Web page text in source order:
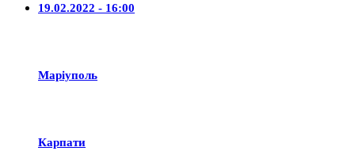
19.02.2022 - 16:00
Маріуполь
Карпати